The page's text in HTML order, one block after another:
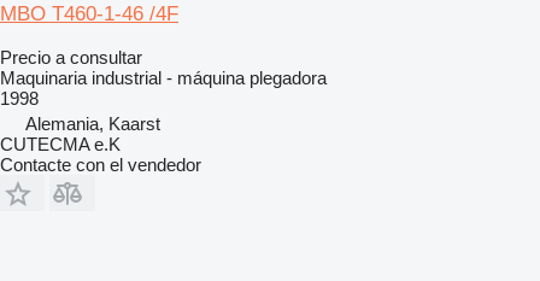
MBO T460-1-46 /4F
Precio a consultar
Maquinaria industrial - máquina plegadora
1998
Alemania, Kaarst
CUTECMA e.K
Contacte con el vendedor